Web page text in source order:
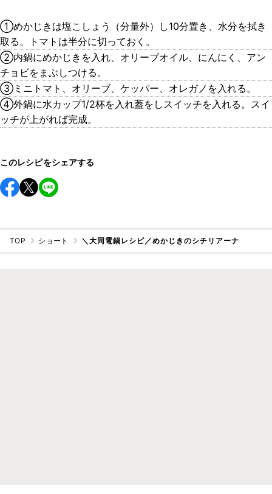
①めかじきは塩こしょう（分量外）し10分置き、水分を拭き
取る。トマトは半分に切っておく。
②内鍋にめかじきを入れ、オリーブオイル、にんにく、アン
チョビをまぶしつける。
③ミニトマト、オリーブ、ケッパー、オレガノを入れる。
④外鍋に水カップ1/2杯を入れ蓋をしスイッチを入れる。スイ
ッチが上がれば完成。
このレシピをシェアする
TOP ショート ＼大同電鍋レシピ／めかじきのシチリアーナ